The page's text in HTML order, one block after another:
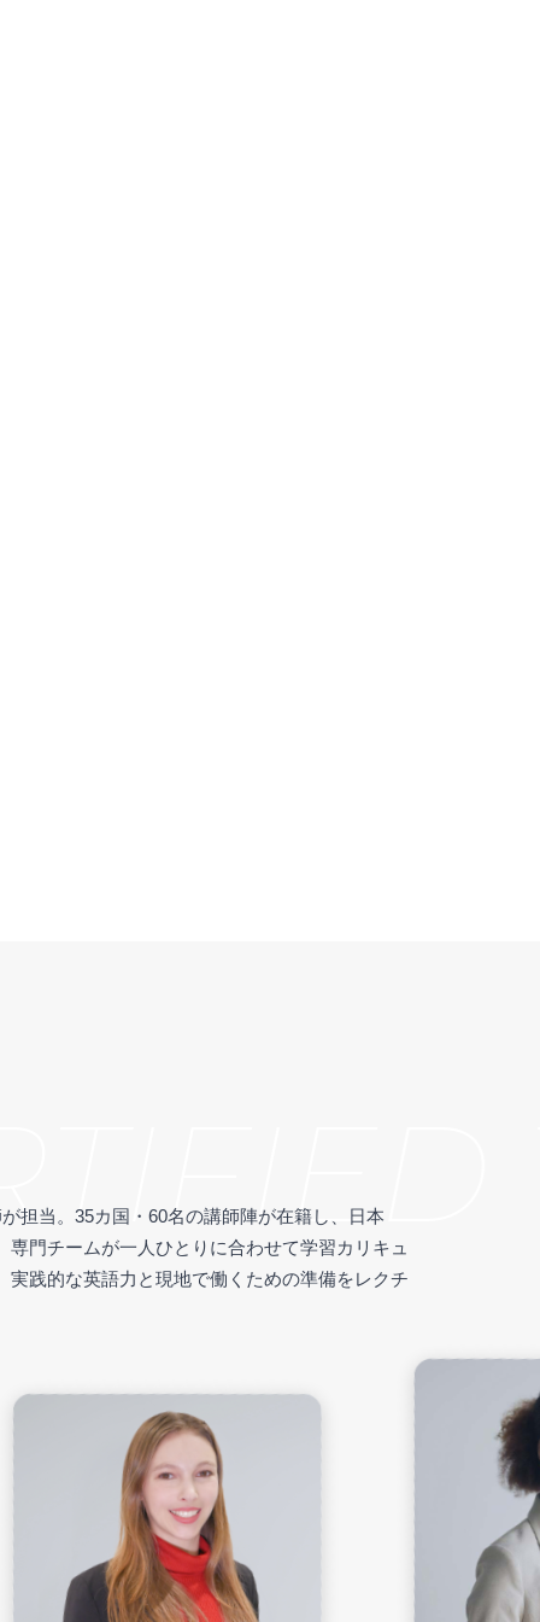
担当。35カ国・60名の講師陣が在籍し、日本
門チームが一人ひとりに合わせて学習カリキュ
践的な英語力と現地で働くための準備をレクチ